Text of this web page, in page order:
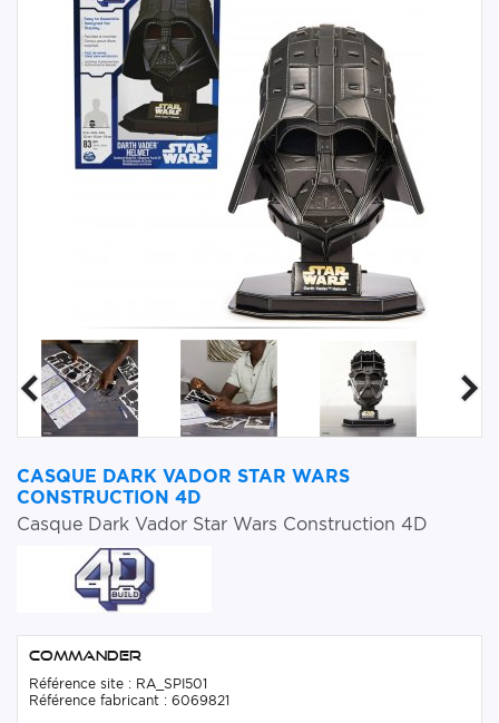
CASQUE DARK VADOR STAR WARS
CONSTRUCTION 4D
Casque Dark Vador Star Wars Construction 4D
Commander
Référence site : RA_SPI501
Référence fabricant : 6069821